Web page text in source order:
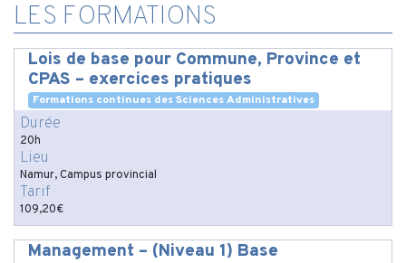
LES FORMATIONS
Lois de base pour Commune, Province et
CPAS – exercices pratiques
Formations continues des Sciences Administratives
Durée
20h
Lieu
Namur, Campus provincial
Tarif
109,20€
Management – (Niveau 1) Base